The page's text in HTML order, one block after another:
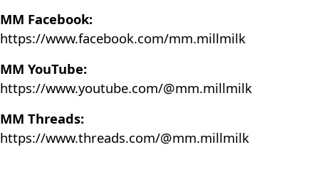
MM Facebook:
https://www.facebook.com/mm.millmilk
MM YouTube:
https://www.youtube.com/@mm.millmilk
MM Threads:
https://www.threads.com/@mm.millmilk